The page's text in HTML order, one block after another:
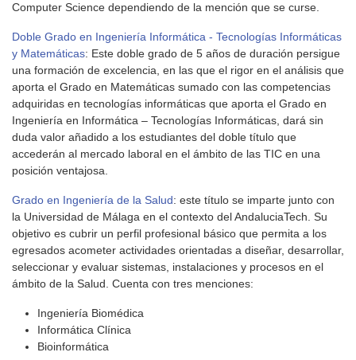
Computer Science dependiendo de la mención que se curse.
Doble Grado en Ingeniería Informática - Tecnologías Informáticas
y Matemáticas: Este doble grado de 5 años de duración persigue
una formación de excelencia, en las que el rigor en el análisis que
aporta el Grado en Matemáticas sumado con las competencias
adquiridas en tecnologías informáticas que aporta el Grado en
Ingeniería en Informática – Tecnologías Informáticas, dará sin
duda valor añadido a los estudiantes del doble título que
accederán al mercado laboral en el ámbito de las TIC en una
posición ventajosa.
Grado en Ingeniería de la Salud: este título se imparte junto con
la Universidad de Málaga en el contexto del AndaluciaTech. Su
objetivo es cubrir un perfil profesional básico que permita a los
egresados acometer actividades orientadas a diseñar, desarrollar,
seleccionar y evaluar sistemas, instalaciones y procesos en el
ámbito de la Salud. Cuenta con tres menciones:
Ingeniería Biomédica
Informática Clínica
Bioinformática